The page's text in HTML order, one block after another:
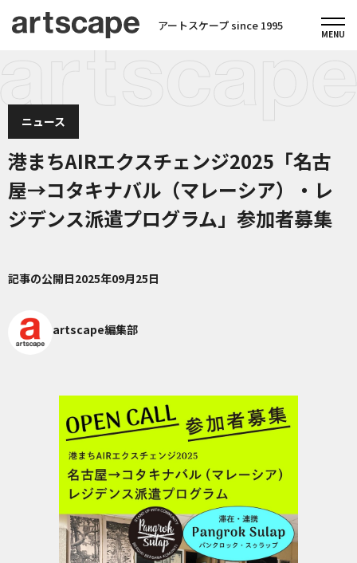
アートスケープ since 1995
ニュース
港まちAIRエクスチェンジ2025「名古
屋→コタキナバル（マレーシア）・レ
ジデンス派遣プログラム」参加者募集
記事の公開日2025年09月25日
artscape編集部